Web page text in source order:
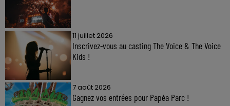
11 juillet 2026
Inscrivez-vous au casting The Voice & The Voice
Kids !
7 août 2026
Gagnez vos entrées pour Papéa Parc !